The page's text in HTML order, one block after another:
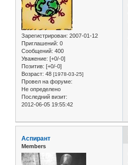
Зарегистрирован: 2007-01-12
Приглашений: 0
Сообщений: 400
Уважение: [+0/-0]
Позитив: [+0/-0]
Возраст: 48 [1978-03-25]
Провел на форуме:
Не определено
Последний визит:
2012-06-05 19:55:42
Аспирант
Members